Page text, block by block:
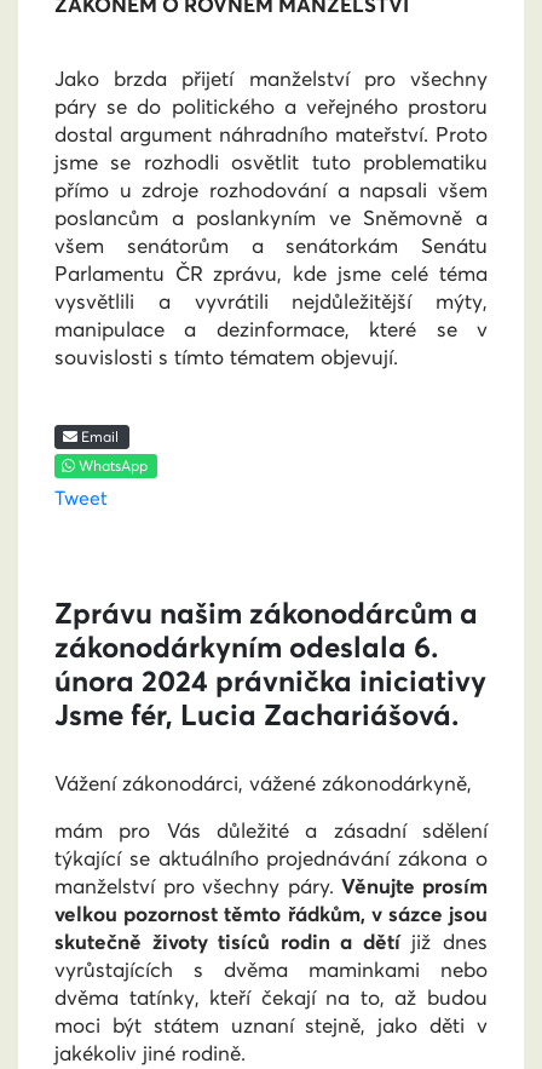
Jako brzda přijetí manželství pro všechny
páry se do politického a veřejného prostoru
dostal argument náhradního mateřství. Proto
jsme se rozhodli osvětlit tuto problematiku
přímo u zdroje rozhodování a napsali všem
poslancům a poslankyním ve Sněmovně a
všem senátorům a senátorkám Senátu
Parlamentu ČR zprávu, kde jsme celé téma
vysvětlili a vyvrátili nejdůležitější mýty,
manipulace a dezinformace, které se v
souvislosti s tímto tématem objevují.
Email
WhatsApp
Tweet
Zprávu našim zákonodárcům a
zákonodárkyním odeslala 6.
února 2024 právnička iniciativy
Jsme fér, Lucia Zachariášová.
Vážení zákonodárci, vážené zákonodárkyně,
mám pro Vás důležité a zásadní sdělení
týkající se aktuálního projednávání zákona o
manželství pro všechny páry.Věnujte prosím
velkou pozornost těmto řádkům, v sázce jsou
skutečně životy tisíců rodin a dětíjiž dnes
vyrůstajících s dvěma maminkami nebo
dvěma tatínky, kteří čekají na to, až budou
moci být státem uznaní stejně, jako děti v
jakékoliv jiné rodině.